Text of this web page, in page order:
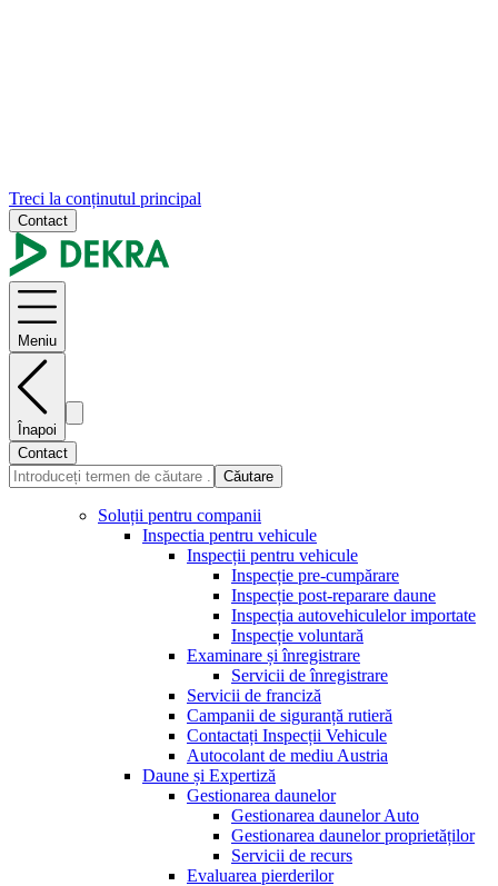
Treci la conținutul principal
Contact
Meniu
Înapoi
Contact
Căutare
Soluții pentru companii
Inspectia pentru vehicule
Inspecții pentru vehicule
Inspecție pre-cumpărare
Inspecție post-reparare daune
Inspecția autovehiculelor importate
Inspecție voluntară
Examinare și înregistrare
Servicii de înregistrare
Servicii de franciză
Campanii de siguranță rutieră
Contactați Inspecții Vehicule
Autocolant de mediu Austria
Daune și Expertiză
Gestionarea daunelor
Gestionarea daunelor Auto
Gestionarea daunelor proprietăților
Servicii de recurs
Evaluarea pierderilor